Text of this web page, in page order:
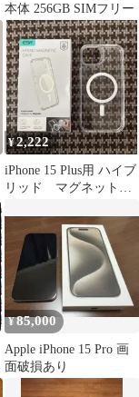
本体 256GB SIMフリー
¥2,222
iPhone 15 Plus用 ハイブ
リッド マグネットケ
¥85,000
Apple iPhone 15 Pro 画
面破損あり